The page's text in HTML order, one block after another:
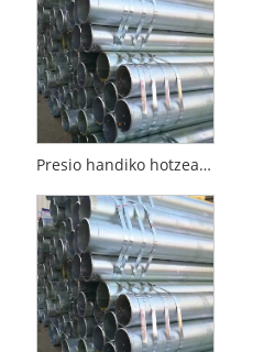
Presio handiko hotzean josturarik gabeko altzairuzko hodia